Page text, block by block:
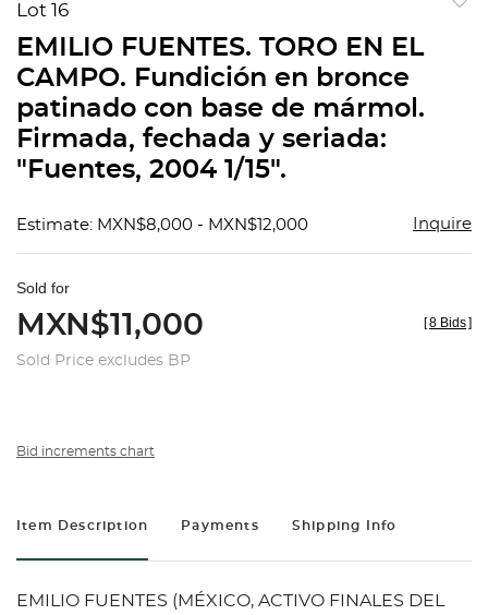
Lot 16
EMILIO FUENTES. TORO EN EL
CAMPO. Fundición en bronce
patinado con base de mármol.
Firmada, fechada y seriada:
"Fuentes, 2004 1/15".
Estimate: MXN$8,000 - MXN$12,000 Inquire
Sold for
MXN$11,000
Sold Price excludes BP
[8 Bids]
Bid increments chart
Item Description Payments Shipping Info
EMILIO FUENTES (MÉXICO, ACTIVO FINALES DEL